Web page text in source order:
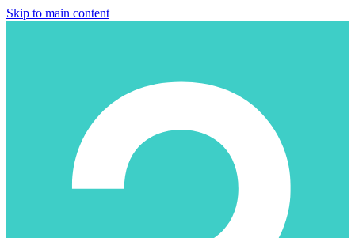
Skip to main content